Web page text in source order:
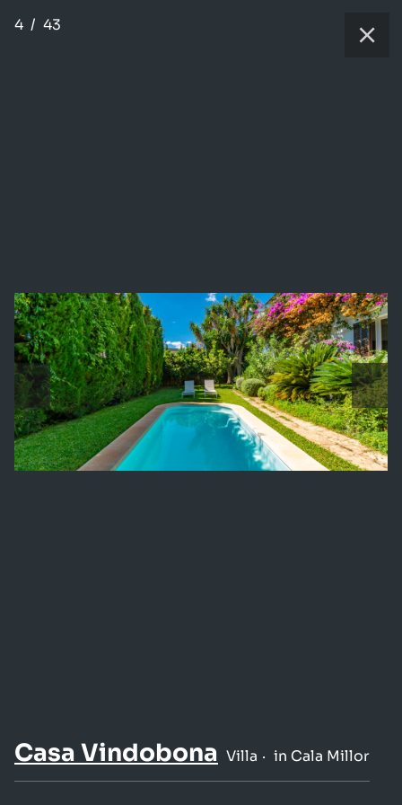
4 / 43
Casa Vindobona Villa in Cala Millor